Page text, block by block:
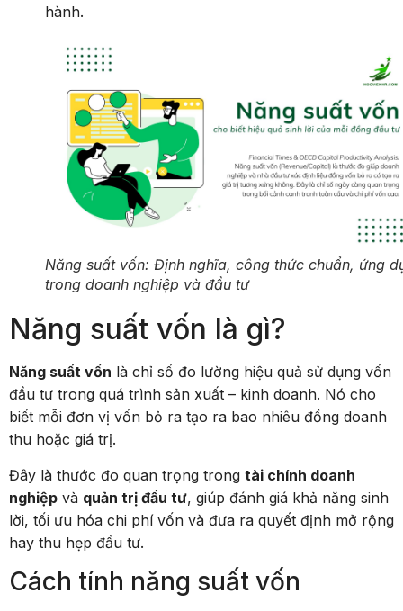
hành.
Năng suất vốn: Định nghĩa, công thức chuẩn, ứng
trong doanh nghiệp và đầu tư
Năng suất vốn là gì?
Năng suất vốn là chỉ số đo lường hiệu quả sử dụng vốn
đầu tư trong quá trình sản xuất – kinh doanh. Nó cho
biết mỗi đơn vị vốn bỏ ra tạo ra bao nhiêu đồng doanh
thu hoặc giá trị.
Đây là thước đo quan trọng trong tài chính doanh
nghiệp và quản trị đầu tư, giúp đánh giá khả năng sinh
lời, tối ưu hóa chi phí vốn và đưa ra quyết định mở rộng
hay thu hẹp đầu tư.
Cách tính năng suất vốn